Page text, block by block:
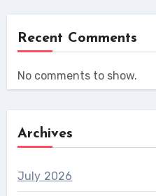
Recent Comments
No comments to show.
Archives
July 2026